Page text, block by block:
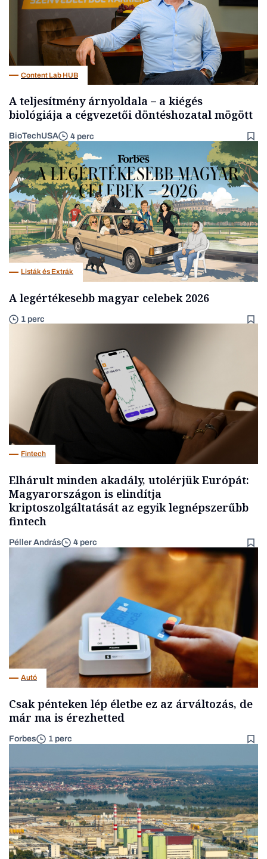
Content Lab HUB
A teljesítmény árnyoldala – a kiégés
biológiája a cégvezetői döntéshozatal mögött
BioTechUSA 4 perc
Listák és Extrák
A legértékesebb magyar celebek 2026
1 perc
Fintech
Elhárult minden akadály, utolérjük Európát:
Magyarországon is elindítja
kriptoszolgáltatását az egyik legnépszerűbb
fintech
Péller András 4 perc
Autó
Csak pénteken lép életbe ez az árváltozás, de
már ma is érezhetted
Forbes 1 perc